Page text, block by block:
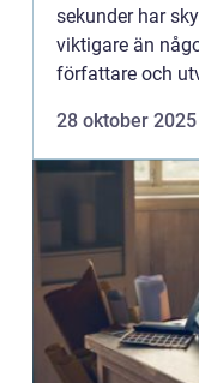
sekunder har
viktigare än
författare och
28 oktober 2025